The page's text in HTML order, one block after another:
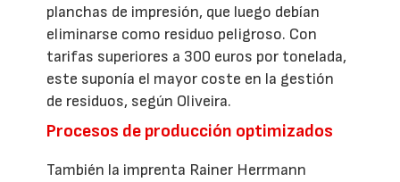
planchas de impresión, que luego debían
eliminarse como residuo peligroso. Con
tarifas superiores a 300 euros por tonelada,
este suponía el mayor coste en la gestión
de residuos, según Oliveira.
Procesos de producción optimizados
También la imprenta Rainer Herrmann